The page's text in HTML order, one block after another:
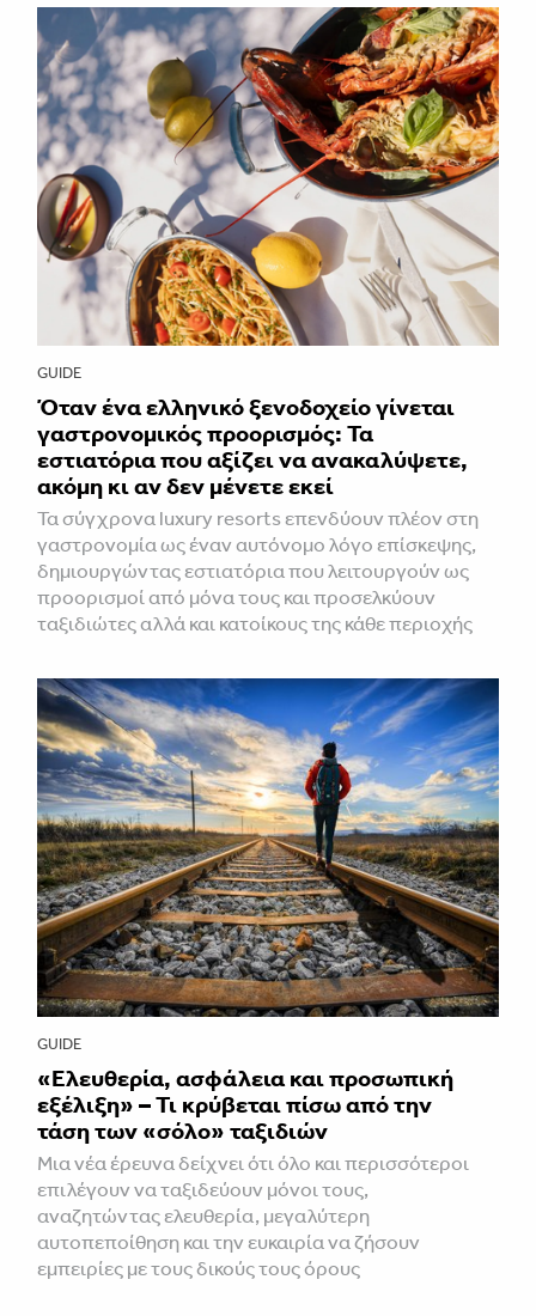
GUIDE
Όταν ένα ελληνικό ξενοδοχείο γίνεται
γαστρονομικός προορισμός: Τα
εστιατόρια που αξίζει να ανακαλύψετε,
ακόμη κι αν δεν μένετε εκεί
Τα σύγχρονα luxury resorts επενδύουν πλέον στη
γαστρονομία ως έναν αυτόνομο λόγο επίσκεψης,
δημιουργώντας εστιατόρια που λειτουργούν ως
προορισμοί από μόνα τους και προσελκύουν
ταξιδιώτες αλλά και κατοίκους της κάθε περιοχής
GUIDE
«Ελευθερία, ασφάλεια και προσωπική
εξέλιξη» – Τι κρύβεται πίσω από την
τάση των «σόλο» ταξιδιών
Μια νέα έρευνα δείχνει ότι όλο και περισσότεροι
επιλέγουν να ταξιδεύουν μόνοι τους,
αναζητώντας ελευθερία, μεγαλύτερη
αυτοπεποίθηση και την ευκαιρία να ζήσουν
εμπειρίες με τους δικούς τους όρους